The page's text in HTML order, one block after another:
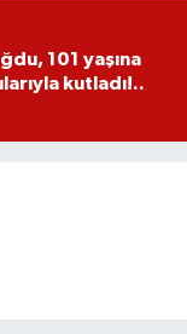
101 yaşına
kutladı!..